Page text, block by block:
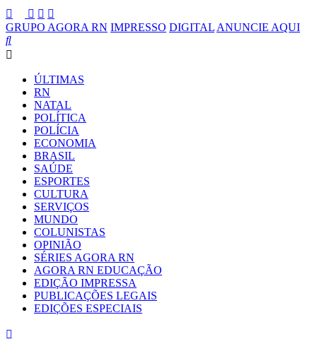
GRUPO AGORA RN IMPRESSO DIGITAL ANUNCIE AQUI
ÚLTIMAS
RN
NATAL
POLÍTICA
POLÍCIA
ECONOMIA
BRASIL
SAÚDE
ESPORTES
CULTURA
SERVIÇOS
MUNDO
COLUNISTAS
OPINIÃO
SÉRIES AGORA RN
AGORA RN EDUCAÇÃO
EDIÇÃO IMPRESSA
PUBLICAÇÕES LEGAIS
EDIÇÕES ESPECIAIS